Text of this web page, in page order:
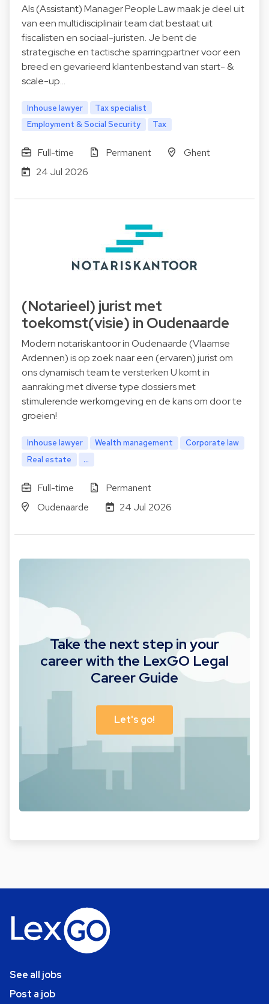
Als (Assistant) Manager People Law maak je deel uit
van een multidisciplinair team dat bestaat uit
fiscalisten en sociaal-juristen. Je bent de
strategische en tactische sparringpartner voor een
breed en gevarieerd klantenbestand van start- &
scale-up…
Inhouse lawyer
Tax specialist
Employment & Social Security
Tax
Full-time Permanent
Ghent
24 Jul 2026
(Notarieel) jurist met
toekomst(visie) in Oudenaarde
Modern notariskantoor in Oudenaarde (Vlaamse
Ardennen) is op zoek naar een (ervaren) jurist om
ons dynamisch team te versterken U komt in
aanraking met diverse type dossiers met
stimulerende werkomgeving en de kans om door te
groeien!
Inhouse lawyer Wealth management
Corporate law
Real estate
...
Full-time
Permanent
Oudenaarde
24 Jul 2026
Take the next step in your
career with the LexGO Legal
Career Guide
Let's go!
See all jobs
Post a job